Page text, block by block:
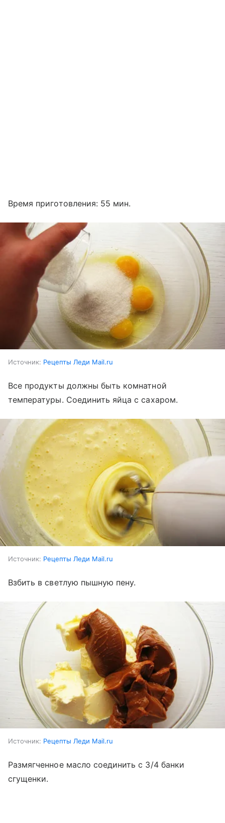
Время приготовления: 55 мин.
Источник: Рецепты Леди Mail.ru
Все продукты должны быть комнатной
температуры. Соединить яйца с сахаром.
Источник: Рецепты Леди Mail.ru
Взбить в светлую пышную пену.
Источник: Рецепты Леди Mail.ru
Размягченное масло соединить с 3/4 банки
сгущенки.